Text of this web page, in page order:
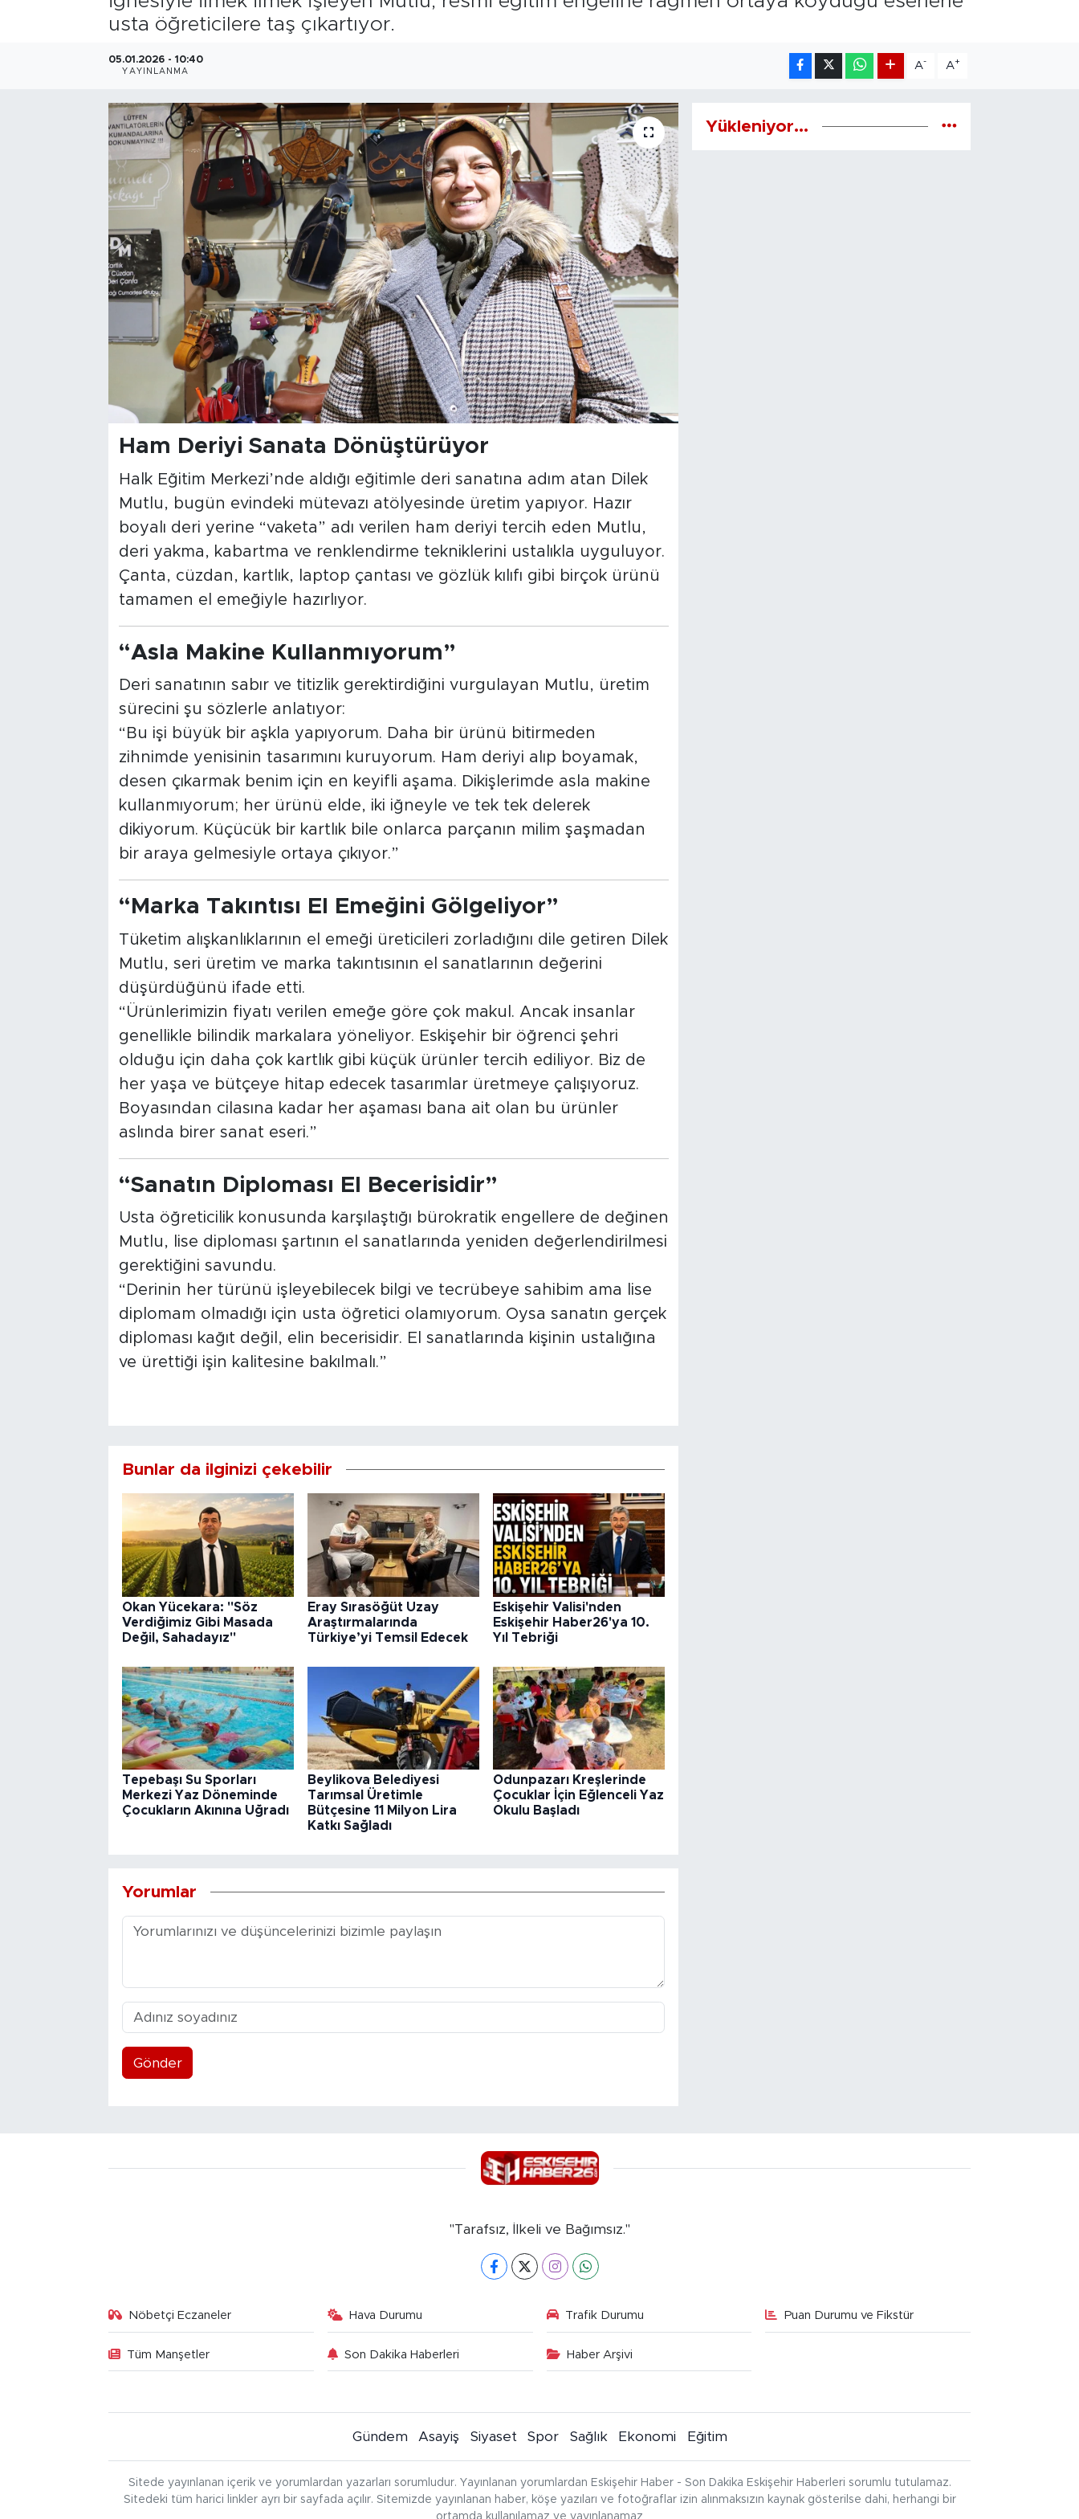
usta öğreticilere taş çıkartıyor.
05.01.2026 - 10:40
YAYINLANMA
A- A+
Ham Deriyi Sanata Dönüştürüyor
Halk Eğitim Merkezi’nde aldığı eğitimle deri sanatına adım atan Dilek
Mutlu, bugün evindeki mütevazı atölyesinde üretim yapıyor. Hazır
boyalı deri yerine “vaketa” adı verilen ham deriyi tercih eden Mutlu,
deri yakma, kabartma ve renklendirme tekniklerini ustalıkla uyguluyor.
Çanta, cüzdan, kartlık, laptop çantası ve gözlük kılıfı gibi birçok ürünü
tamamen el emeğiyle hazırlıyor.
“Asla Makine Kullanmıyorum”
Deri sanatının sabır ve titizlik gerektirdiğini vurgulayan Mutlu, üretim
sürecini şu sözlerle anlatıyor:
“Bu işi büyük bir aşkla yapıyorum. Daha bir ürünü bitirmeden
zihnimde yenisinin tasarımını kuruyorum. Ham deriyi alıp boyamak,
desen çıkarmak benim için en keyifli aşama. Dikişlerimde asla makine
kullanmıyorum; her ürünü elde, iki iğneyle ve tek tek delerek
dikiyorum. Küçücük bir kartlık bile onlarca parçanın milim şaşmadan
bir araya gelmesiyle ortaya çıkıyor.”
“Marka Takıntısı El Emeğini Gölgeliyor”
Tüketim alışkanlıklarının el emeği üreticileri zorladığını dile getiren Dilek
Mutlu, seri üretim ve marka takıntısının el sanatlarının değerini
düşürdüğünü ifade etti.
“Ürünlerimizin fiyatı verilen emeğe göre çok makul. Ancak insanlar
genellikle bilindik markalara yöneliyor. Eskişehir bir öğrenci şehri
olduğu için daha çok kartlık gibi küçük ürünler tercih ediliyor. Biz de
her yaşa ve bütçeye hitap edecek tasarımlar üretmeye çalışıyoruz.
Boyasından cilasına kadar her aşaması bana ait olan bu ürünler
aslında birer sanat eseri.”
“Sanatın Diploması El Becerisidir”
Usta öğreticilik konusunda karşılaştığı bürokratik engellere de değinen
Mutlu, lise diploması şartının el sanatlarında yeniden değerlendirilmesi
gerektiğini savundu.
“Derinin her türünü işleyebilecek bilgi ve tecrübeye sahibim ama lise
diplomam olmadığı için usta öğretici olamıyorum. Oysa sanatın gerçek
diploması kağıt değil, elin becerisidir. El sanatlarında kişinin ustalığına
ve ürettiği işin kalitesine bakılmalı.”
Bunlar da ilginizi çekebilir
Okan Yücekara: "Söz
Verdiğimiz Gibi Masada
Değil, Sahadayız"
Eray Sırasöğüt Uzay
Araştırmalarında
Türkiye’yi Temsil Edecek
Eskişehir Valisi'nden
Eskişehir Haber26'ya 10.
Yıl Tebriği
Tepebaşı Su Sporları
Merkezi Yaz Döneminde
Çocukların Akınına Uğradı
Beylikova Belediyesi
Tarımsal Üretimle
Bütçesine 11 Milyon Lira
Katkı Sağladı
Odunpazarı Kreşlerinde
Çocuklar İçin Eğlenceli Yaz
Okulu Başladı
Yorumlar
Gönder
Yükleniyor...
"Tarafsız, İlkeli ve Bağımsız."
Nöbetçi Eczaneler Hava Durumu Trafik Durumu Puan Durumu ve Fikstür
Tüm Manşetler Son Dakika Haberleri Haber Arşivi
Gündem Asayiş Siyaset Spor Sağlık Ekonomi Eğitim
Sitede yayınlanan içerik ve yorumlardan yazarları sorumludur. Yayınlanan yorumlardan Eskişehir Haber - Son Dakika Eskişehir Haberleri sorumlu tutulamaz.
Sitedeki tüm harici linkler ayrı bir sayfada açılır. Sitemizde yayınlanan haber, köşe yazıları ve fotoğraflar izin alınmaksızın kaynak gösterilse dahi, herhangi bir